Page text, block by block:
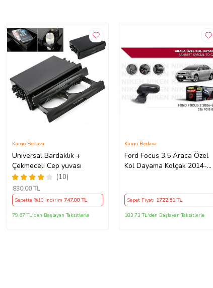
Universal Bardaklık +
Çekmeceli Cep yuvası
(10)
Kargo Bedava
830,00 TL
Sepette %10 İndirim 747,00 TL
79,67 TL'den Başlayan Taksitlerle
Ford Focus 3.5 Araca Özel
Kol Dayama Kolçak 2014-
Kargo Bedava
Sepet Fiyatı 1722,51 TL
183,73 TL'den Başlayan Taksitlerle